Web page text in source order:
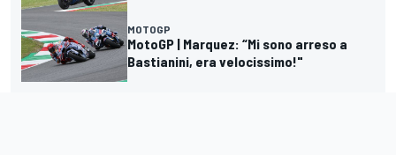
MOTOGP
MotoGP | Marquez: “Mi sono arreso a
Bastianini, era velocissimo!"